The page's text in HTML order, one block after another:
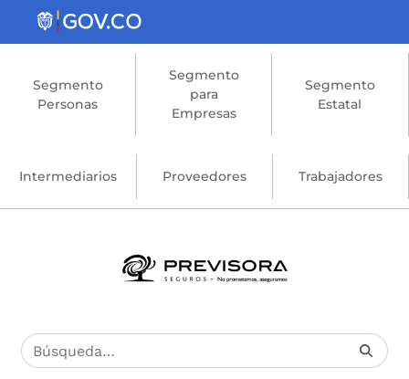
Saltar al contenido principal
Segmento
Personas
Segmento
para
Empresas
Segmento
Estatal
Intermediarios Proveedores Trabajadores